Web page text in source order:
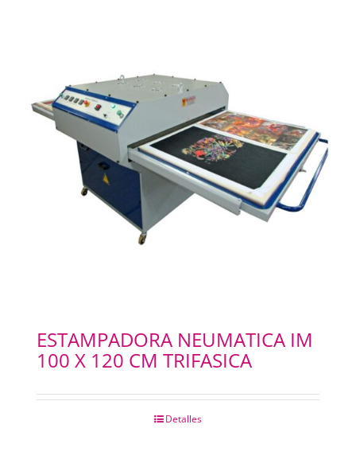
ESTAMPADORA NEUMATICA IM
100 X 120 CM TRIFASICA
Detalles